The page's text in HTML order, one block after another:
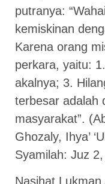
putranya:
kemiskinan
Karena orang
perkara, yaitu:
akalnya; 3.
terbesar adalah
masyarakat”.
Ghozaly, Ihya’
Syamilah: Juz
Nasihat